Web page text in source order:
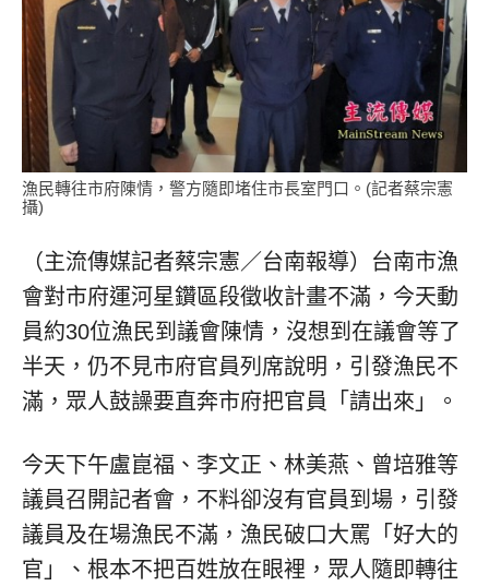
漁民轉往市府陳情，警方隨即堵住市長室門口。(記者蔡宗憲
攝)
（主流傳媒記者蔡宗憲／台南報導）台南市漁
會對市府運河星鑽區段徵收計畫不滿，今天動
員約30位漁民到議會陳情，沒想到在議會等了
半天，仍不見市府官員列席說明，引發漁民不
滿，眾人鼓譟要直奔市府把官員「請出來」。
今天下午盧崑福、李文正、林美燕、曾培雅等
議員召開記者會，不料卻沒有官員到場，引發
議員及在場漁民不滿，漁民破口大罵「好大的
官」、根本不把百姓放在眼裡，眾人隨即轉往